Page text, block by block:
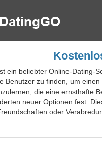
ein beliebter Online-Dating-
Benutzer zu finden, um
die eine ernsthafte
neuer Optionen fest.
oder